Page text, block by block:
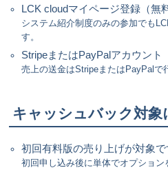
LCK cloudマイページ登録（無
システム紹介制度のみの参加でも
す。
StripeまたはPayPalアカウント
売上の送金はStripeまたはPayPalで
キャッシュバック対象
初回有料版の売り上げが対象で
初回申し込み後に単体でオプショ